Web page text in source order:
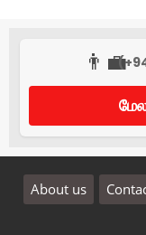
👨‍💼
About us